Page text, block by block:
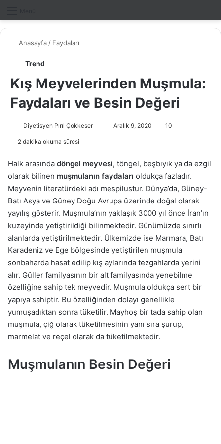
Anasayfa / Faydaları
Trend
Kış Meyvelerinden Muşmula:
Faydaları ve Besin Değeri
Diyetisyen Pırıl Çokkeser
e
-
p
o
n
d
e
r
m
e
k
Aralık 9, 2020 10
2 dakika okuma süresi
Halk arasında döngel meyvesi, töngel, beşbıyık ya da ezgil
olarak bilinen muşmulanın faydaları oldukça fazladır.
Meyvenin literatürdeki adı mespilustur. Dünya’da, Güney-
Batı Asya ve Güney Doğu Avrupa üzerinde doğal olarak
yayılış gösterir. Muşmula’nın yaklaşık 3000 yıl önce İran’ın
kuzeyinde yetiştirildiği bilinmektedir. Günümüzde sınırlı
alanlarda yetiştirilmektedir. Ülkemizde ise Marmara, Batı
Karadeniz ve Ege bölgesinde yetiştirilen muşmula
sonbaharda hasat edilip kış aylarında tezgahlarda yerini
alır. Güller familyasının bir alt familyasında yenebilme
özelliğine sahip tek meyvedir. Muşmula oldukça sert bir
yapıya sahiptir. Bu özelliğinden dolayı genellikle
yumuşadıktan sonra tüketilir. Mayhoş bir tada sahip olan
muşmula, çiğ olarak tüketilmesinin yanı sıra şurup,
marmelat ve reçel olarak da tüketilmektedir.
Muşmulanın Besin Değeri